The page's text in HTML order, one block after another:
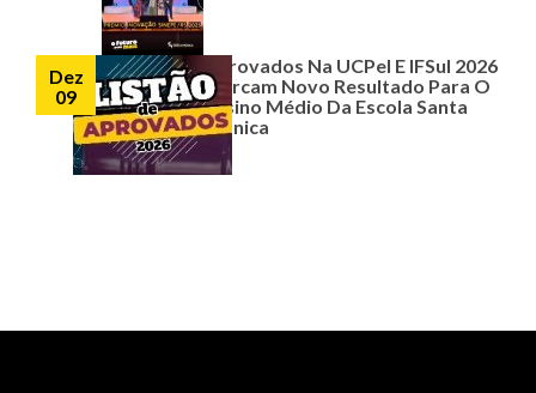
Dez
09
Aprovados Na UCPel E IFSul 2026
Marcam Novo Resultado Para O
Ensino Médio Da Escola Santa
Mônica